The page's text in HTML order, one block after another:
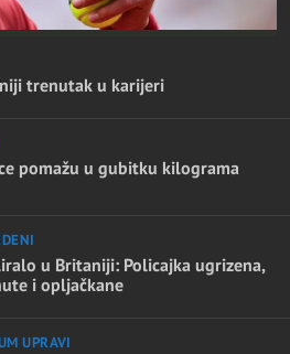
trenutak u karijeri
pomažu u gubitku kilograma
u Britaniji: Policajka ugrizena,
i opljačkane
UPRAVI